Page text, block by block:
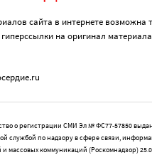
сайта в интернете возможна
на оригинал
о регистрации СМИ Эл № ФС77-57850
службой по надзору в сфере связи,
и массовых коммуникаций (Роскомнадзор)